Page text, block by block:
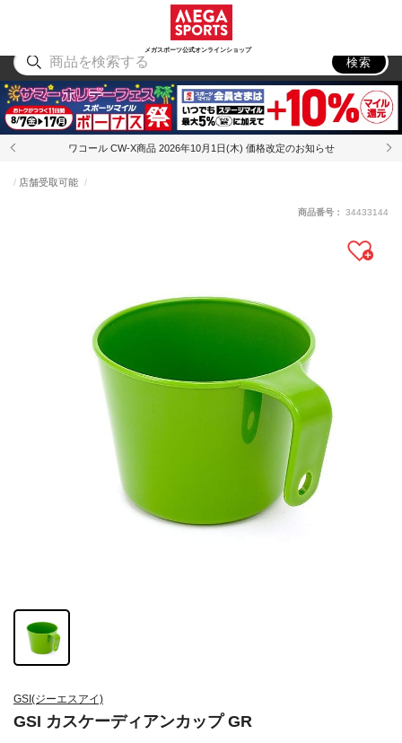
メガスポーツ公式オンラインショップ
アウトドア
検索
ワコール CW-X商品 2026年10月1日(木) 価格改定のお知らせ
GSI(ジーエスアイ)
GSI カスケーディアンカップ GR
店舗受取可能
商品番号： 34433144